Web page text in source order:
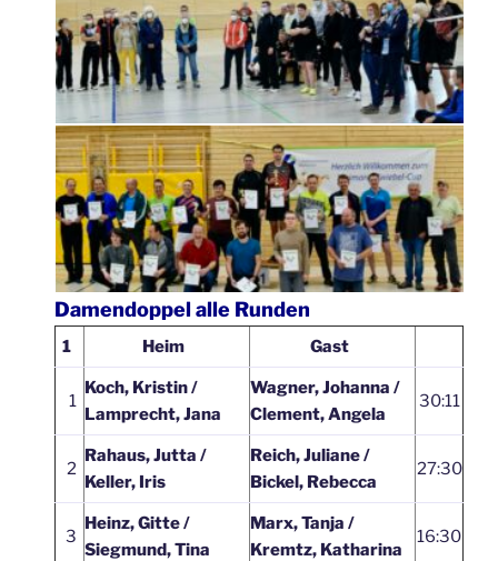
Damendoppel alle Runden
1 Heim Gast
1
Koch, Kristin /
Lamprecht, Jana
Wagner, Johanna /
Clement, Angela
30:11
2
Rahaus, Jutta /
Keller, Iris
Reich, Juliane /
Bickel, Rebecca
27:30
3
Heinz, Gitte /
Siegmund, Tina
Marx, Tanja /
Kremtz, Katharina
16:30